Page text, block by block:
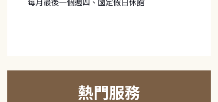
每月最後一個週四、國定假日休館
熱門服務